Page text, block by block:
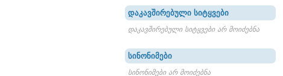
დაკავშირებული სიტყვები
დაკავშირებული სიტყვები არ მოიძებნა
სინონიმები
სინონიმები არ მოიძებნა